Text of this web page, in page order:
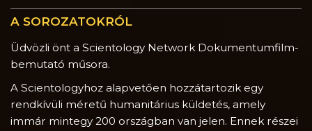
A SOROZATOKRÓL
Üdvözli önt a Scientology Network Dokumentumfilm-
bemutató műsora.
A Scientologyhoz alapvetően hozzátartozik egy
rendkívüli méretű humanitárius küldetés, amely
immár mintegy 200 országban van jelen. Ennek részei